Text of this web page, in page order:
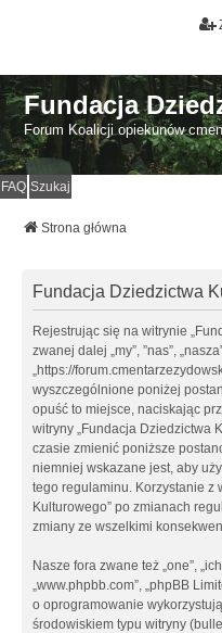
Fundacja
Forum Koalicji opiekunów
FAQ Szukaj
Strona główna
Fundacja Dziedzictwa
Rejestrując się na witrynie
zwanej dalej „my”, ”nas”,
„https://
wyszczególnione poniżej
opuść to miejsce, naciskając
witryny „Fundacja Dziedzictwa
czasie zmienić poniższe
niemniej wskazane jest, aby
tego regulaminu. Korzystanie z
Kulturowego” po zmianach
zmiany ze wszelkimi
Nasze fora zwane też „one”,
„www.phpbb.com”, „phpBB
o oprogramowanie
środowiskiem typu witryny